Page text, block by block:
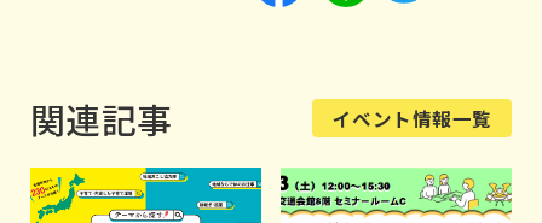
関連記事 イベント情報一覧